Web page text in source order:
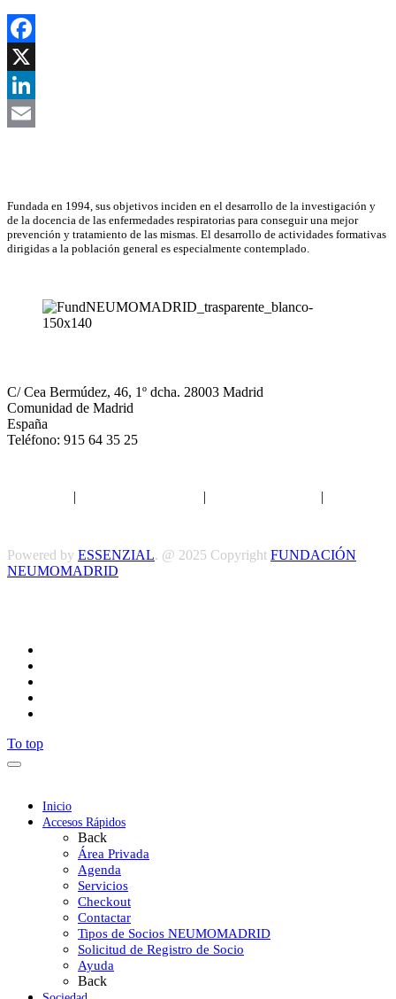
Facebook
X
LinkedIn
Fundada en 1994, sus objetivos inciden en el desarrollo de la investigación y
de la docencia de las enfermedades respiratorias para conseguir una mejor
prevención y tratamiento de las mismas. El desarrollo de actividades formativas
dirigidas a la población general es especialmente contemplado.
C/ Cea Bermúdez, 46, 1º dcha. 28003 Madrid
Comunidad de Madrid
España
Teléfono: 915 64 35 25
| | |
Powered by ESSENZIAL. @ 2025 Copyright FUNDACIÓN
NEUMOMADRID
To top
Inicio
Accesos Rápidos
Back
Área Privada
Agenda
Servicios
Checkout
Contactar
Tipos de Socios NEUMOMADRID
Solicitud de Registro de Socio
Ayuda
Back